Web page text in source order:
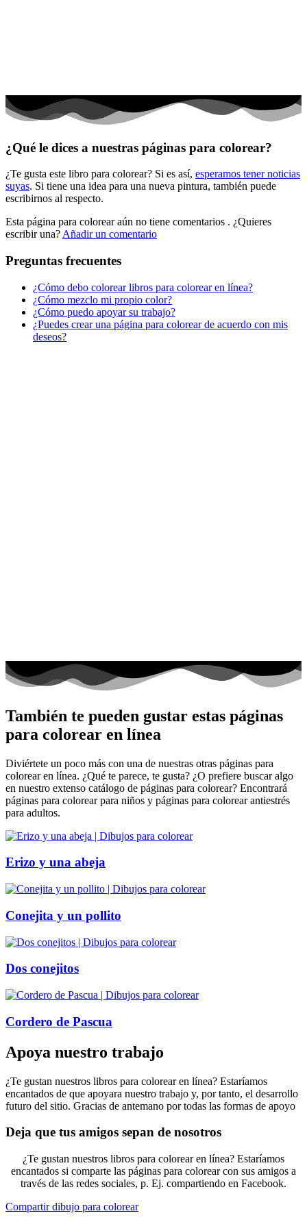
Halloween y otoño
Mandalas
Música e instrumentos musicales
Peluches y caballos
Primavera y pascua
Transporte
Verano y vacaciones
Libros para colorear para niños
Nezaradené
¿Qué le dices a nuestras páginas para colorear?
¿Te gusta este libro para colorear? Si es así, esperamos tener noticias
suyas. Si tiene una idea para una nueva pintura, también puede
escribirnos al respecto.
Esta página para colorear aún no tiene comentarios . ¿Quieres
escribir una? Añadir un comentario
Preguntas frecuentes
¿Cómo debo colorear libros para colorear en línea?
¿Cómo mezclo mi propio color?
¿Cómo puedo apoyar su trabajo?
¿Puedes crear una página para colorear de acuerdo con mis
deseos?
También te pueden gustar estas páginas
para colorear en línea
Diviértete un poco más con una de nuestras otras páginas para
colorear en línea. ¿Qué te parece, te gusta? ¿O prefiere buscar algo
en nuestro extenso catálogo de páginas para colorear? Encontrará
páginas para colorear para niños y páginas para colorear antiestrés
para adultos.
Erizo y una abeja
Conejita y un pollito
Dos conejitos
Cordero de Pascua
Apoya nuestro trabajo
¿Te gustan nuestros libros para colorear en línea? Estaríamos
encantados de que apoyara nuestro trabajo y, por tanto, el desarrollo
futuro del sitio. Gracias de antemano por todas las formas de apoyo
Deja que tus amigos sepan de nosotros
¿Te gustan nuestros libros para colorear en línea? Estaríamos
encantados si comparte las páginas para colorear con sus amigos a
través de las redes sociales, p. Ej. compartiendo en Facebook.
Compartir dibujo para colorear